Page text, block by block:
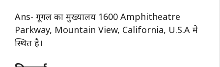
Ans- गूगल का मुख्यालय 1600 Amphitheatre
Parkway, Mountain View, California, U.S.A मे
स्थित है।